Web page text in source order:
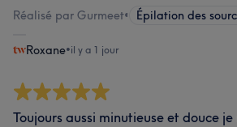
Réalisé par Gurmeet• Épilation des
Roxane•il y a 1 jour
Toujours aussi minutieuse et douce